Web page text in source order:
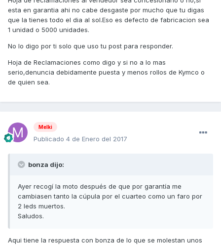
esta en garantia ahi no cabe desgaste por mucho que tu digas
que la tienes todo el dia al sol.Eso es defecto de fabricacion sea
1 unidad o 5000 unidades.
No lo digo por ti solo que uso tu post para responder.
Hoja de Reclamaciones como digo y si no a lo mas
serio,denuncia debidamente puesta y menos rollos de Kymco o
de quien sea.
Melki
Publicado 4 de Enero del 2017
bonza dijo:
Ayer recogí la moto después de que por garantía me
cambiasen tanto la cúpula por el cuarteo como un faro por
2 leds muertos.
Saludos.
Aqui tiene la respuesta con bonza de lo que se molestan unos